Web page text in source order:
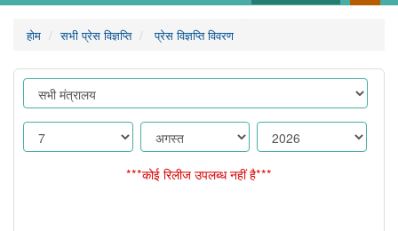
होम सभी प्रेस विज्ञप्ति प्रेस विज्ञप्ति विवरण
***कोई रिलीज उपलब्ध नहीं है***